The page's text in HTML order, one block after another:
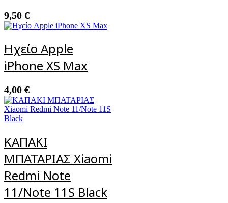
9,50 €
Ηχείο Apple
iPhone XS Max
4,00 €
ΚΑΠΑΚΙ
ΜΠΑΤΑΡΙΑΣ Xiaomi
Redmi Note
11/Note 11S Black